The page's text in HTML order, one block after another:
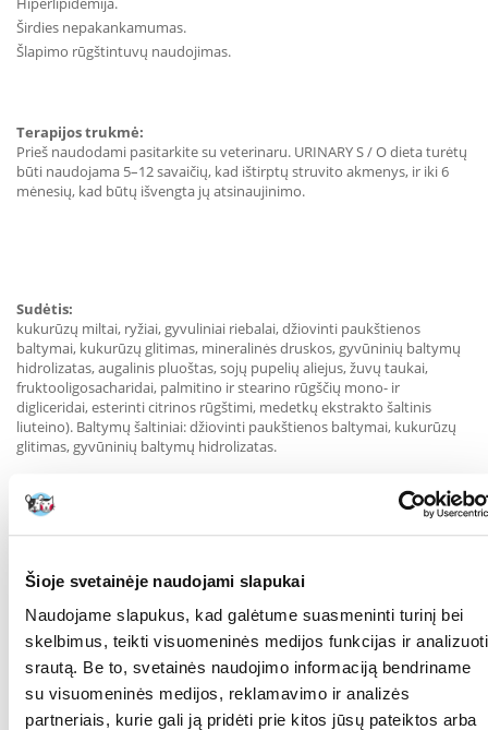
Šioje svetainėje naudojami slapukai
Naudojame slapukus, kad galėtume suasmeninti turinį bei
skelbimus, teikti visuomeninės medijos funkcijas ir analizuoti
srautą. Be to, svetainės naudojimo informaciją bendriname
su visuomeninės medijos, reklamavimo ir analizės
partneriais, kurie gali ją pridėti prie kitos jūsų pateiktos arba
Širdies nepakankamumas.
Šlapimo rūgštintuvų naudojimas.
Terapijos trukmė:
Prieš naudodami pasitarkite su veterinaru. URINARY S / O dieta turėtų
būti naudojama 5–12 savaičių, kad ištirptų struvito akmenys, ir iki 6
mėnesių, kad būtų išvengta jų atsinaujinimo.
Sudėtis:
kukurūzų miltai, ryžiai, gyvuliniai riebalai, džiovinti paukštienos
baltymai, kukurūzų glitimas, mineralinės druskos, gyvūninių baltymų
hidrolizatas, augalinis pluoštas, sojų pupelių aliejus, žuvų taukai,
fruktooligosacharidai, palmitino ir stearino rūgščių mono- ir
digliceridai, esterinti citrinos rūgštimi, medetkų ekstrakto šaltinis
liuteino). Baltymų šaltiniai: džiovinti paukštienos baltymai, kukurūzų
glitimas, gyvūninių baltymų hidrolizatas.
Maistiniai priedai: Vitaminas A: 15 500 UI, Vitaminas D3: 1 000 UI, E1
mg, E6 (cinkas) ): 147 mg, E8 (selenas): 0,06 mg - konservantai -
antioksidantai.